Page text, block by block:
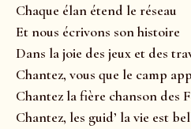
Chaque élan étend le réseau
Et nous écrivons son histoire
Dans la joie des jeux et des
Chantez, vous que le camp
Chantez la fière chanson des
Chantez, les guid’ la vie est